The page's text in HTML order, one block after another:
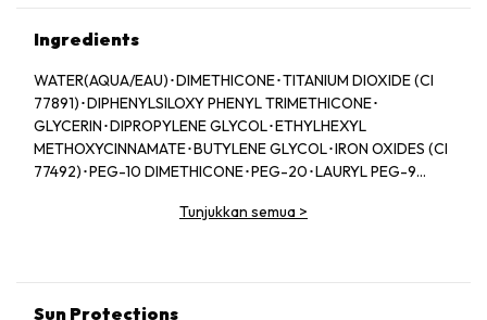
Ingredients
WATER(AQUA/EAU)･DIMETHICONE･TITANIUM DIOXIDE (CI
77891)･DIPHENYLSILOXY PHENYL TRIMETHICONE･
GLYCERIN･DIPROPYLENE GLYCOL･ETHYLHEXYL
METHOXYCINNAMATE･BUTYLENE GLYCOL･IRON OXIDES (CI
77492)･PEG-10 DIMETHICONE･PEG-20･LAURYL PEG-9
32･TITANIUM DIOXIDE･DISTEARDIMONIUM HECTORITE･IRON
DIMETHICONE CROSSPOLYMER･BEHENIC ACID･
Tunjukkan semua >
Sun Protections